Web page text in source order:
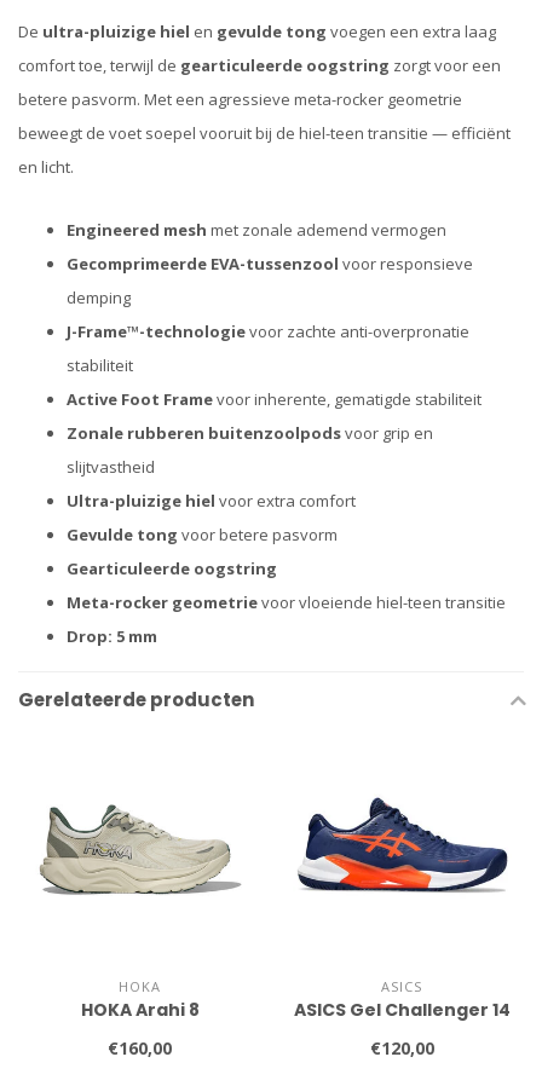
De ultra-pluizige hiel en gevulde tong voegen een extra laag
comfort toe, terwijl de gearticuleerde oogstring zorgt voor een
betere pasvorm. Met een agressieve meta-rocker geometrie
beweegt de voet soepel vooruit bij de hiel-teen transitie — efficiënt
en licht.
Engineered mesh met zonale ademend vermogen
Gecomprimeerde EVA-tussenzool voor responsieve
demping
J-Frame™-technologievoor zachte anti-overpronatie
stabiliteit
Active Foot Framevoor inherente, gematigde stabiliteit
Zonale rubberen buitenzoolpodsvoor grip en
slijtvastheid
Ultra-pluizige hiel voor extra comfort
Gevulde tong voor betere pasvorm
Gearticuleerde oogstring
Meta-rocker geometrievoor vloeiende hiel-teen transitie
Drop: 5 mm
Gerelateerde producten
HOKA
HOKA Arahi 8
€160,00
ASICS
ASICS Gel Challenger 14
€120,00